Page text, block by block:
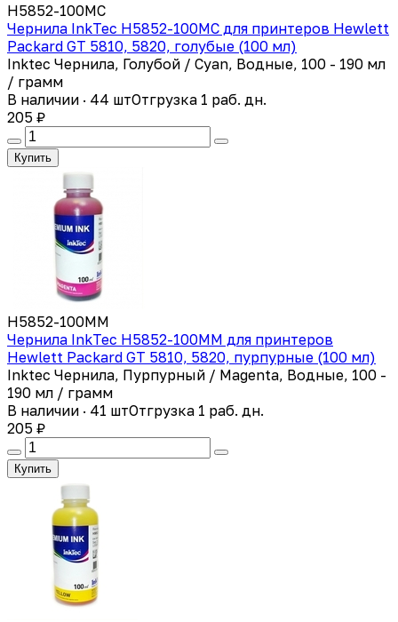
H5852-100MC
Чернила InkTec H5852-100MC для принтеров Hewlett
Packard GT 5810, 5820, голубые (100 мл)
Inktec Чернила, Голубой / Cyan, Водные, 100 - 190 мл
/ грамм
В наличии · 44 штОтгрузка 1 раб. дн.
205 ₽
Купить
H5852-100MM
Чернила InkTec H5852-100MM для принтеров
Hewlett Packard GT 5810, 5820, пурпурные (100 мл)
Inktec Чернила, Пурпурный / Magenta, Водные, 100 -
190 мл / грамм
В наличии · 41 штОтгрузка 1 раб. дн.
205 ₽
Купить